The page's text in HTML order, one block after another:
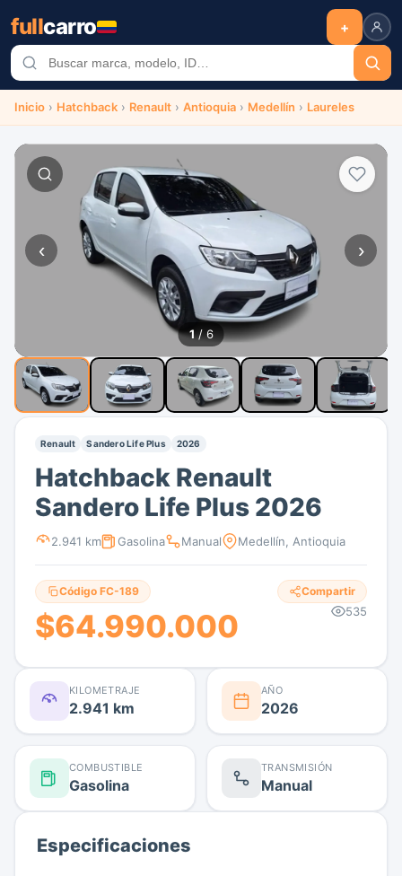
fullcarro +
Inicio › Hatchback › Renault › Antioquia › Medellín › Laureles
‹ ›
1/ 6
Renault Sandero Life Plus 2026
Hatchback Renault
Sandero Life Plus 2026
2.941 km Gasolina Manual Medellín, Antioquia
Código FC-189
$64.990.000
Compartir
535
KILOMETRAJE
2.941 km
AÑO
2026
COMBUSTIBLE
Gasolina
TRANSMISIÓN
Manual
Especificaciones